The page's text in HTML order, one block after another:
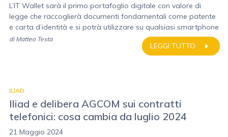
L’IT Wallet sarà il primo portafoglio digitale con valore di
legge che raccoglierà documenti fondamentali come patente
e carta d’identità e si potrà utilizzare su qualsiasi smartphone
LEGGI TUTTO
di Matteo Testa
ILIAD
Iliad e delibera AGCOM sui contratti
telefonici: cosa cambia da luglio 2024
21 Maggio 2024